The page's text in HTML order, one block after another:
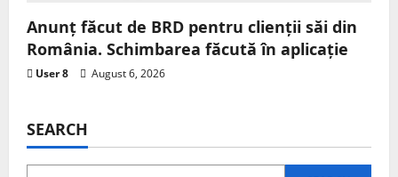
Anunț făcut de BRD pentru clienții săi din
România. Schimbarea făcută în aplicație
User 8 August 6, 2026
SEARCH